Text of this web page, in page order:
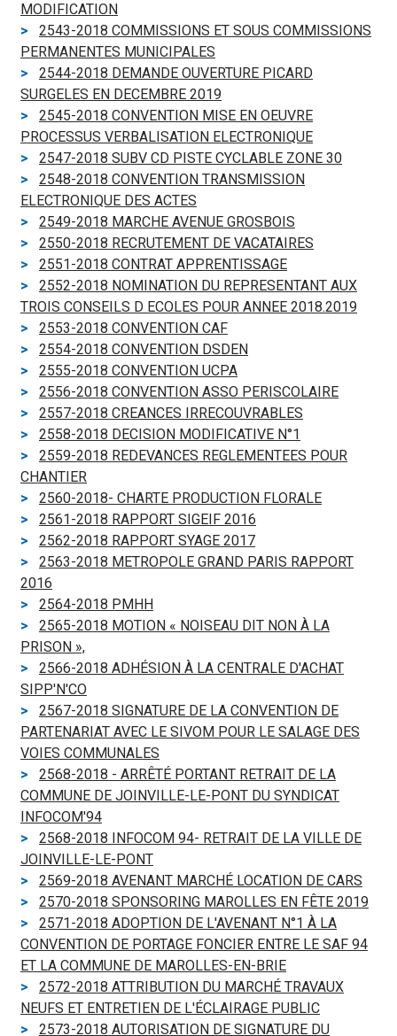
MODIFICATION
2543-2018 COMMISSIONS ET SOUS COMMISSIONS
PERMANENTES MUNICIPALES
2544-2018 DEMANDE OUVERTURE PICARD
SURGELES EN DECEMBRE 2019
2545-2018 CONVENTION MISE EN OEUVRE
PROCESSUS VERBALISATION ELECTRONIQUE
2547-2018 SUBV CD PISTE CYCLABLE ZONE 30
2548-2018 CONVENTION TRANSMISSION
ELECTRONIQUE DES ACTES
2549-2018 MARCHE AVENUE GROSBOIS
2550-2018 RECRUTEMENT DE VACATAIRES
2551-2018 CONTRAT APPRENTISSAGE
2552-2018 NOMINATION DU REPRESENTANT AUX
TROIS CONSEILS D ECOLES POUR ANNEE 2018.2019
2553-2018 CONVENTION CAF
2554-2018 CONVENTION DSDEN
2555-2018 CONVENTION UCPA
2556-2018 CONVENTION ASSO PERISCOLAIRE
2557-2018 CREANCES IRRECOUVRABLES
2558-2018 DECISION MODIFICATIVE N°1
2559-2018 REDEVANCES REGLEMENTEES POUR
CHANTIER
2560-2018- CHARTE PRODUCTION FLORALE
2561-2018 RAPPORT SIGEIF 2016
2562-2018 RAPPORT SYAGE 2017
2563-2018 METROPOLE GRAND PARIS RAPPORT
2016
2564-2018 PMHH
2565-2018 MOTION « NOISEAU DIT NON À LA
PRISON »,
2566-2018 ADHÉSION À LA CENTRALE D'ACHAT
SIPP'N'CO
2567-2018 SIGNATURE DE LA CONVENTION DE
PARTENARIAT AVEC LE SIVOM POUR LE SALAGE DES
VOIES COMMUNALES
2568-2018 - ARRÊTÉ PORTANT RETRAIT DE LA
COMMUNE DE JOINVILLE-LE-PONT DU SYNDICAT
INFOCOM'94
2568-2018 INFOCOM 94- RETRAIT DE LA VILLE DE
JOINVILLE-LE-PONT
2569-2018 AVENANT MARCHÉ LOCATION DE CARS
2570-2018 SPONSORING MAROLLES EN FÊTE 2019
2571-2018 ADOPTION DE L'AVENANT N°1 À LA
CONVENTION DE PORTAGE FONCIER ENTRE LE SAF 94
ET LA COMMUNE DE MAROLLES-EN-BRIE
2572-2018 ATTRIBUTION DU MARCHÉ TRAVAUX
NEUFS ET ENTRETIEN DE L'ÉCLAIRAGE PUBLIC
2573-2018 AUTORISATION DE SIGNATURE DU